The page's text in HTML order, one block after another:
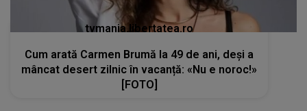
tvmania.libertatea.ro
Cum arată Carmen Brumă la 49 de ani, deși a
mâncat desert zilnic în vacanță: «Nu e noroc!»
[FOTO]